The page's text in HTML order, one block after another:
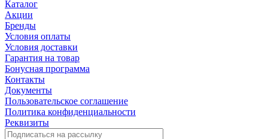
Каталог
Акции
Бренды
Условия оплаты
Условия доставки
Гарантия на товар
Бонусная программа
Контакты
Документы
Пользовательское соглашение
Политика конфиденциальности
Реквизиты